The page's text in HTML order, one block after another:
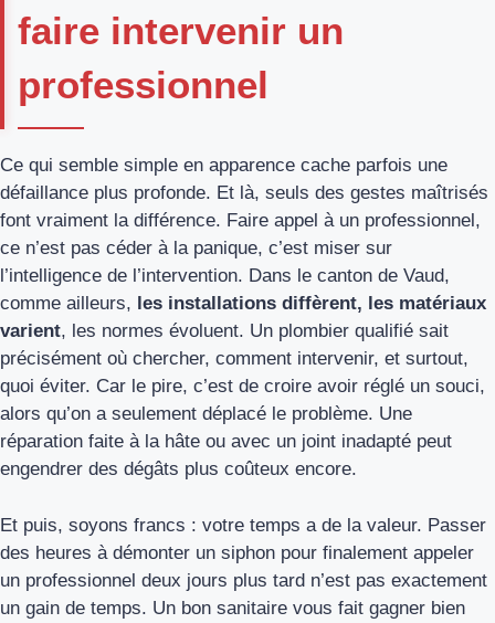
faire intervenir un
professionnel
Ce qui semble simple en apparence cache parfois une
défaillance plus profonde. Et là, seuls des gestes maîtrisés
font vraiment la différence. Faire appel à un professionnel,
ce n’est pas céder à la panique, c’est miser sur
l’intelligence de l’intervention. Dans le canton de Vaud,
comme ailleurs, les installations diffèrent, les matériaux
varient, les normes évoluent. Un plombier qualifié sait
précisément où chercher, comment intervenir, et surtout,
quoi éviter. Car le pire, c’est de croire avoir réglé un souci,
alors qu’on a seulement déplacé le problème. Une
réparation faite à la hâte ou avec un joint inadapté peut
engendrer des dégâts plus coûteux encore.
Et puis, soyons francs : votre temps a de la valeur. Passer
des heures à démonter un siphon pour finalement appeler
un professionnel deux jours plus tard n’est pas exactement
un gain de temps. Un bon sanitaire vous fait gagner bien